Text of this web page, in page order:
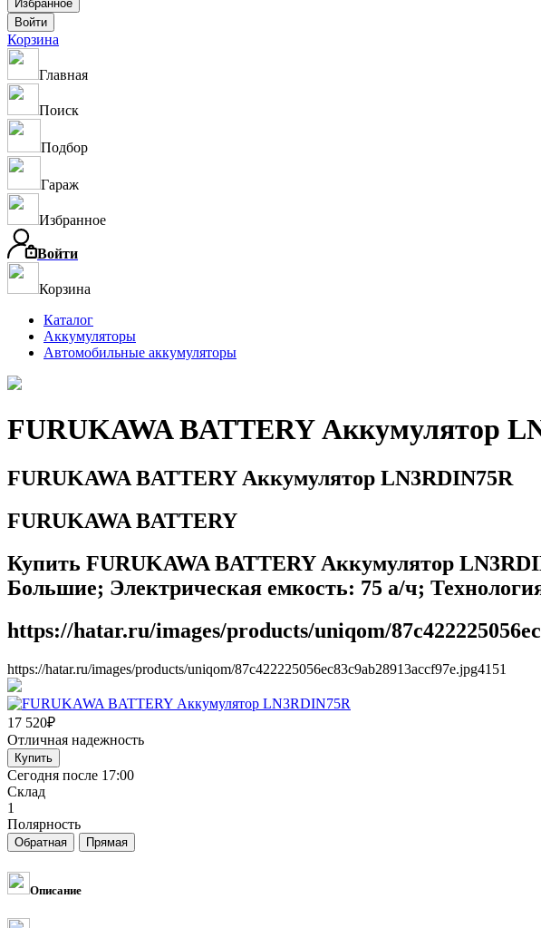
Корзина
Главная
Поиск
Подбор
Гараж
Избранное
Войти
Корзина
Каталог
Аккумуляторы
Автомобильные аккумуляторы
FURUKAWA BATTERY Аккумулятор
FURUKAWA BATTERY Аккумулятор LN3RDIN75R
FURUKAWA BATTERY
Купить FURUKAWA BATTERY Аккумулятор
Большие; Электрическая емкость: 75 а/ч;
https://hatar.ru/images/products/uniqom/
https://hatar.ru/images/products/uniqom/87c422225056ec83c9ab28913accf97e.jpg41 51
17 520₽
Отличная надежность
Сегодня после 17:00
Склад
1
Полярность
Описание